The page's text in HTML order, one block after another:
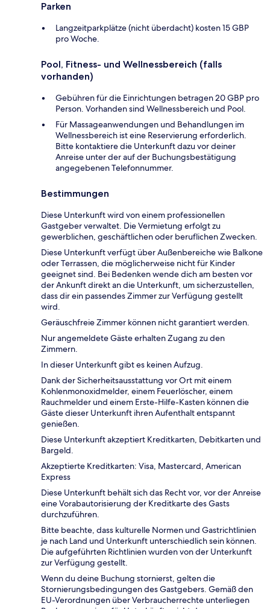
Parken
Langzeitparkplätze (nicht überdacht) kosten 15 GBP
pro Woche.
Pool, Fitness- und Wellnessbereich (falls
vorhanden)
Gebühren für die Einrichtungen betragen 20 GBP pro
Person. Vorhanden sind Wellnessbereich und Pool.
Für Massageanwendungen und Behandlungen im
Wellnessbereich ist eine Reservierung erforderlich.
Bitte kontaktiere die Unterkunft dazu vor deiner
Anreise unter der auf der Buchungsbestätigung
angegebenen Telefonnummer.
Bestimmungen
Diese Unterkunft wird von einem professionellen
Gastgeber verwaltet. Die Vermietung erfolgt zu
gewerblichen, geschäftlichen oder beruflichen Zwecken.
Diese Unterkunft verfügt über Außenbereiche wie Balkone
oder Terrassen, die möglicherweise nicht für Kinder
geeignet sind. Bei Bedenken wende dich am besten vor
der Ankunft direkt an die Unterkunft, um sicherzustellen,
dass dir ein passendes Zimmer zur Verfügung gestellt
wird.
Geräuschfreie Zimmer können nicht garantiert werden.
Nur angemeldete Gäste erhalten Zugang zu den
Zimmern.
In dieser Unterkunft gibt es keinen Aufzug.
Dank der Sicherheitsausstattung vor Ort mit einem
Kohlenmonoxidmelder, einem Feuerlöscher, einem
Rauchmelder und einem Erste-Hilfe-Kasten können die
Gäste dieser Unterkunft ihren Aufenthalt entspannt
genießen.
Diese Unterkunft akzeptiert Kreditkarten, Debitkarten und
Bargeld.
Akzeptierte Kreditkarten: Visa, Mastercard, American
Express
Diese Unterkunft behält sich das Recht vor, vor der Anreise
eine Vorabautorisierung der Kreditkarte des Gasts
durchzuführen.
Bitte beachte, dass kulturelle Normen und Gastrichtlinien
je nach Land und Unterkunft unterschiedlich sein können.
Die aufgeführten Richtlinien wurden von der Unterkunft
zur Verfügung gestellt.
Wenn du deine Buchung stornierst, gelten die
Stornierungsbedingungen des Gastgebers. Gemäß den
EU-Verordnungen über Verbraucherrechte unterliegen